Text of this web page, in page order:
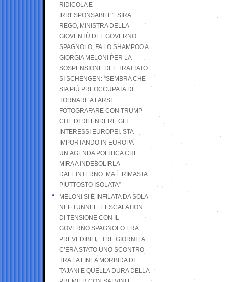
RIDICOLA E
IRRESPONSABILE”: SIRA
REGO, MINISTRA DELLA
GIOVENTÙ DEL GOVERNO
SPAGNOLO, FA LO SHAMPOO A
GIORGIA MELONI PER LA
SOSPENSIONE DEL TRATTATO
SI SCHENGEN: “SEMBRA CHE
SIA PIÙ PREOCCUPATA DI
TORNARE A FARSI
FOTOGRAFARE CON TRUMP
CHE DI DIFENDERE GLI
INTERESSI EUROPEI. STA
IMPORTANDO IN EUROPA
UN’AGENDA POLITICA CHE
MIRA A INDEBOLIRLA
DALL’INTERNO. MA È RIMASTA
PIUTTOSTO ISOLATA”
MELONI SI È INFILATA DA SOLA
NEL TUNNEL. L’ESCALATION
DI TENSIONE CON IL
GOVERNO SPAGNOLO ERA
PREVEDIBILE: TRE GIORNI FA
C’ERA STATO UNO SCONTRO
TRA LA LINEA MORBIDA DI
TAJANI E QUELLA DURA DELLA